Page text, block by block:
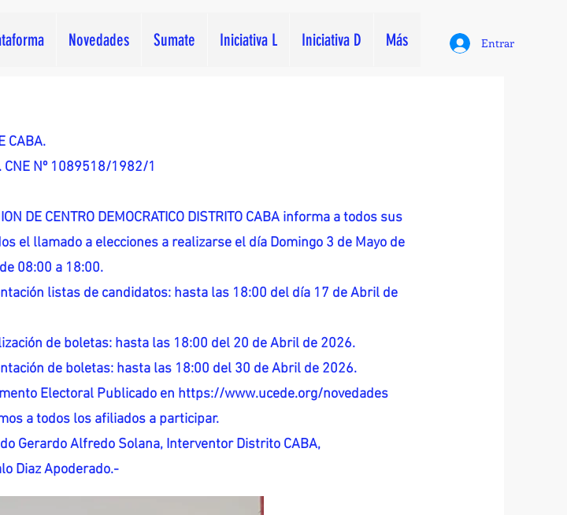
Novedades Sumate Iniciativa L Iniciativa D Más Entrar
CABA.
CNE Nº 1089518/1982/1
DE CENTRO DEMOCRATICO DISTRITO CABA informa a todos sus
el llamado a elecciones a realizarse el día Domingo 3 de Mayo de
08:00 a 18:00.
listas de candidatos: hasta las 18:00 del día 17 de Abril de
de boletas: hasta las 18:00 del 20 de Abril de 2026.
de boletas: hasta las 18:00 del 30 de Abril de 2026.
Electoral Publicado en https://www.ucede.org/novedades
a todos los afiliados a participar.
Gerardo Alfredo Solana, Interventor Distrito CABA,
Diaz Apoderado.-